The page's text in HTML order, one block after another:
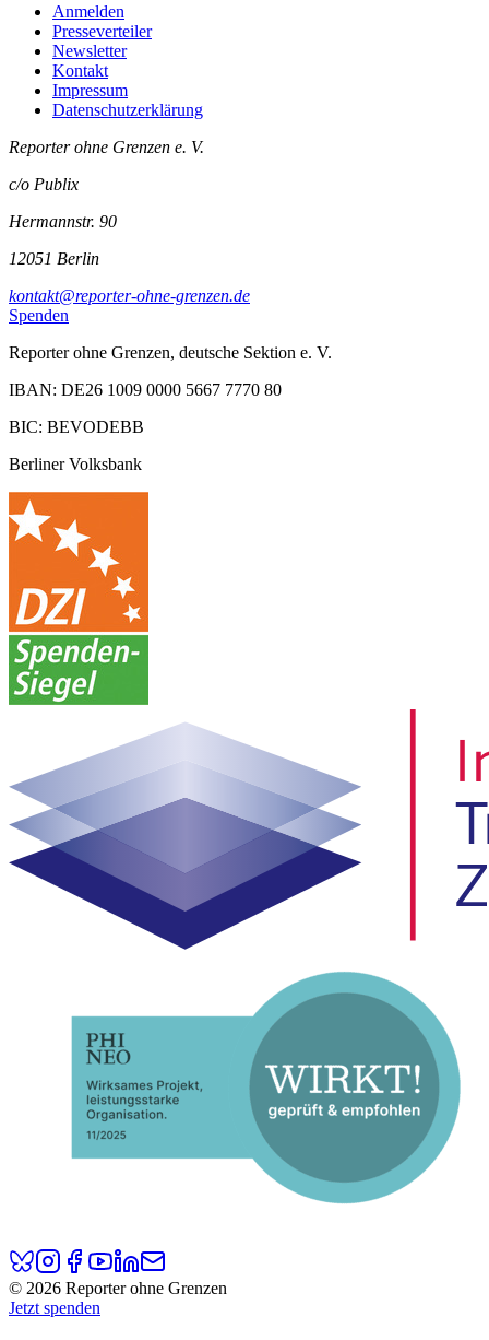
Anmelden
Presseverteiler
Newsletter
Kontakt
Impressum
Datenschutzerklärung
Reporter ohne Grenzen e. V.
c/o Publix
Hermannstr. 90
12051 Berlin
kontakt@reporter-ohne-grenzen.de
Spenden
Reporter ohne Grenzen, deutsche Sektion e. V.
IBAN: DE26 1009 0000 5667 7770 80
BIC: BEVODEBB
Berliner Volksbank
© 2026 Reporter ohne Grenzen
Jetzt spenden